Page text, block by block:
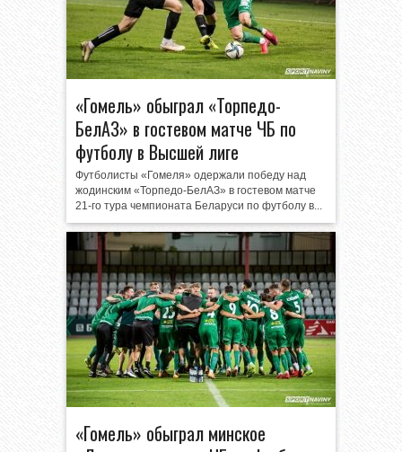
«Гомель» обыграл «Торпедо-
БелАЗ» в гостевом матче ЧБ по
футболу в Высшей лиге
Футболисты «Гомеля» одержали победу над
жодинским «Торпедо-БелАЗ» в гостевом матче
21-го тура чемпионата Беларуси по футболу в...
«Гомель» обыграл минское